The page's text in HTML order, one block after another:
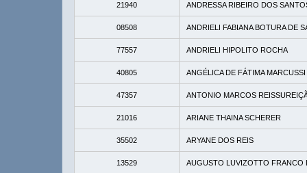
21940 ANDRESSA RIBEIRO DOS
08508 ANDRIELI FABIANA BOTURA DE
77557 ANDRIELI HIPOLITO ROCHA
40805 ANGÉLICA DE FÁTIMA MARCUSSI
47357 ANTONIO MARCOS
21016 ARIANE THAINA SCHERER
35502 ARYANE DOS REIS
13529 AUGUSTO LUVIZOTTO FRANCO